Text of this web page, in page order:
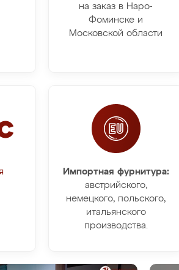
на заказ в Наро-
Фоминске и
Московской области
Импортная фурнитура:
австрийского,
немецкого, польского,
итальянского
производства.